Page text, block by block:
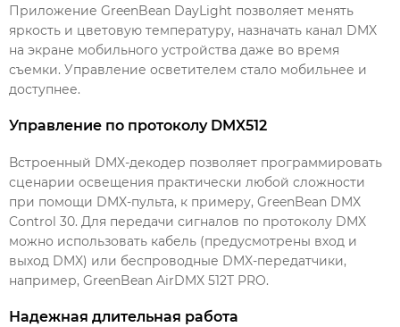
Приложение GreenBean DayLight позволяет менять
яркость и цветовую температуру, назначать канал DMX
на экране мобильного устройства даже во время
съемки. Управление осветителем стало мобильнее и
доступнее.
Управление по протоколу DMX512
Встроенный DMX-декодер позволяет программировать
сценарии освещения практически любой сложности
при помощи DMX-пульта, к примеру, GreenBean DMX
Control 30. Для передачи сигналов по протоколу DMX
можно использовать кабель (предусмотрены вход и
выход DMX) или беспроводные DMX-передатчики,
например, GreenBean AirDMX 512T PRO.
Надежная длительная работа